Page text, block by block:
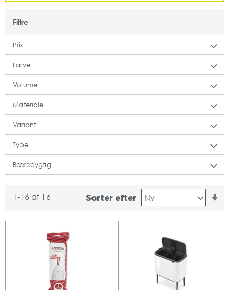
1-16 af 16 Sorter efter
Filtre
Pris
Farve
Volume
Materiale
Variant
Type
Bæredygtig